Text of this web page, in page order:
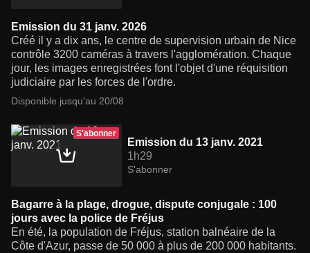
Emission du 31 janv. 2026
Créé il y a dix ans, le centre de supervision urbain de Nice
contrôle 3200 caméras à travers l'agglomération. Chaque
jour, les images enregistrées font l'objet d'une réquisition
judiciaire par les forces de l'ordre.
Disponible jusqu'au 20/08
S'abonner
Emission du 13 janv. 2021
1h29
S'abonner
Bagarre à la plage, drogue, dispute conjugale : 100
jours avec la police de Fréjus
En été, la population de Fréjus, station balnéaire de la
Côte d'Azur, passe de 50 000 à plus de 200 000 habitants.